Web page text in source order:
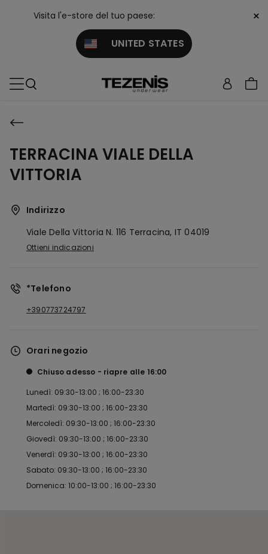
Visita l'e-store del tuo paese:
UNITED STATES
×
TERRACINA VIALE DELLA
VITTORIA
Indirizzo
Viale Della Vittoria N. 116 Terracina, IT04019
Ottieni indicazioni
*Telefono
+390773724797
Orari negozio
Chiuso adesso riapre alle 16:00
Lunedì: 09:30-13:00 ; 16:00-23:30
Martedì: 09:30-13:00 ; 16:00-23:30
Mercoledì: 09:30-13:00 ; 16:00-23:30
Giovedì: 09:30-13:00 ; 16:00-23:30
Venerdì: 09:30-13:00 ; 16:00-23:30
Sabato: 09:30-13:00 ; 16:00-23:30
Domenica: 10:00-13:00 ; 16:00-23:30